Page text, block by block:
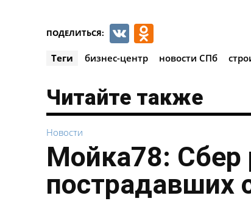
ПОДЕЛИТЬСЯ: VK
Теги бизнес-центр новости СПб
Читайте также
Новости
Мойка78: Сбер
пострадавших